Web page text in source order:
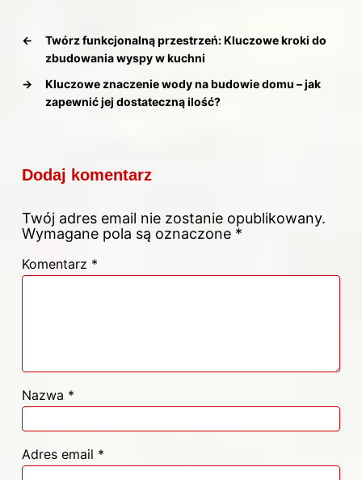
←
Twórz funkcjonalną przestrzeń: Kluczowe kroki do
zbudowania wyspy w kuchni
→
Kluczowe znaczenie wody na budowie domu – jak
zapewnić jej dostateczną ilość?
Dodaj komentarz
Twój adres email nie zostanie opublikowany.
Wymagane pola są oznaczone *
Komentarz *
Nazwa *
Adres email *